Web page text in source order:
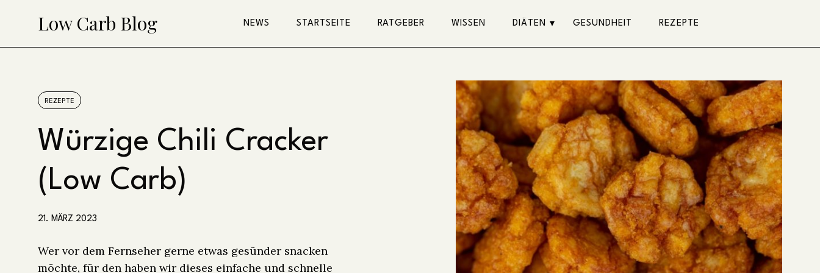
Low Carb Blog NEWS STARTSEITE RATGEBER WISSEN DIÄTEN GESUNDHEIT REZEPTE
REZEPTE
Würzige Chili Cracker
(Low Carb)
21. MÄRZ 2023
Wer vor dem Fernseher gerne etwas gesünder snacken
möchte, für den haben wir dieses einfache und schnelle